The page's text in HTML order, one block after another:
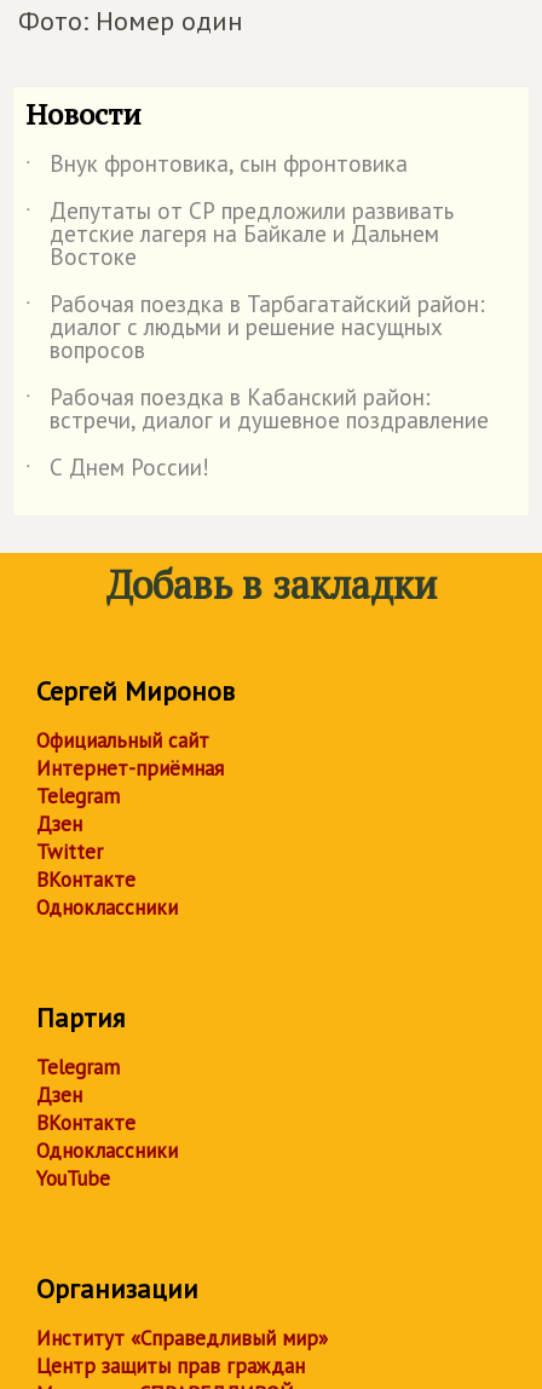
Фото: Номер один
Новости
˙
Внук фронтовика, сын фронтовика
˙
Депутаты от СР предложили развивать
детские лагеря на Байкале и Дальнем
Востоке
˙
Рабочая поездка в Тарбагатайский район:
диалог с людьми и решение насущных
вопросов
˙
Рабочая поездка в Кабанский район:
встречи, диалог и душевное поздравление
˙
С Днем России!
Добавь в закладки
Сергей Миронов
Официальный сайт
Интернет-приёмная
Telegram
Дзен
Twitter
ВКонтакте
Одноклассники
Партия
Telegram
Дзен
ВКонтакте
Одноклассники
YouTube
Организации
Институт «Справедливый мир»
Центр защиты прав граждан